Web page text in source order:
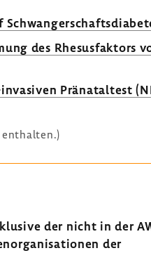
des Rhesusfaktors
Pränataltest
der nicht in der
der